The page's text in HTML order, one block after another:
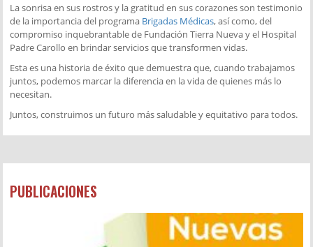
La sonrisa en sus rostros y la gratitud en sus corazones son testimonio
de la importancia del programa Brigadas Médicas, así como, del
compromiso inquebrantable de Fundación Tierra Nueva y el Hospital
Padre Carollo en brindar servicios que transformen vidas.
Esta es una historia de éxito que demuestra que, cuando trabajamos
juntos, podemos marcar la diferencia en la vida de quienes más lo
necesitan.
Juntos, construimos un futuro más saludable y equitativo para todos.
PUBLICACIONES